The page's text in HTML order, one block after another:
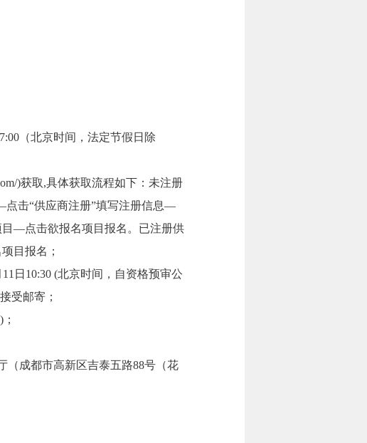
（北京时间，法定节假日除
)获取,具体获取流程如下：未注册
点击“供应商注册”填写注册信息—
—点击欲报名项目报名。已注册供
目报名；
日10:30 (北京时间，自资格预审公
受邮寄；
（成都市高新区吉泰五路88号（花